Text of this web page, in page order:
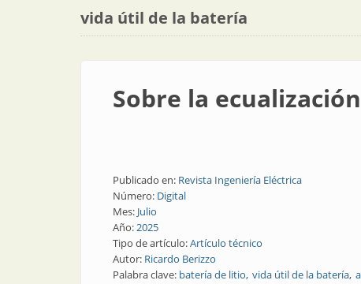
vida útil de la batería
Sobre la
Publicado en: Revista Ingeniería Eléctrica
Número: Digital
Mes: Julio
Año:2025
Tipo de artículo:Artículo técnico
Autor: Ricardo Berizzo
Palabra clave: batería de litio vida útil de la batería